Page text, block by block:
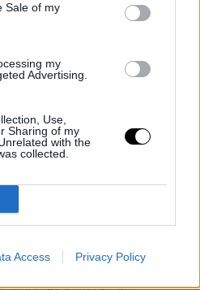
Sale of my
my
Advertising.
Use,
Sharing of my
with the
collected.
Access Privacy Policy
Alkotmányos
Tamás aláírta az
azonnal megszünteti